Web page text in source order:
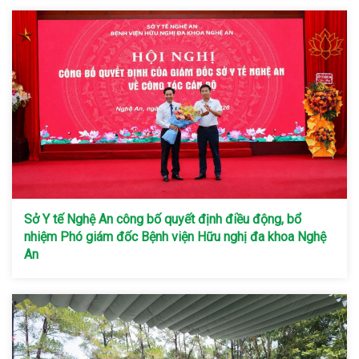
Sở Y tế Nghệ An công bố quyết định điều động, bổ
nhiệm Phó giám đốc Bệnh viện Hữu nghị đa khoa Nghệ
An